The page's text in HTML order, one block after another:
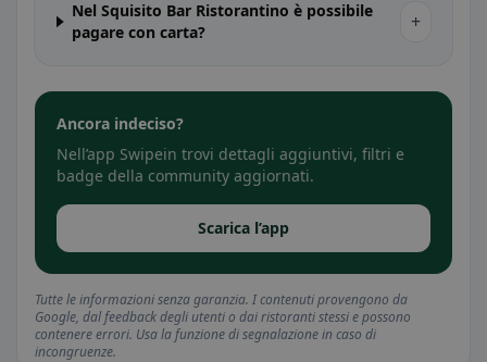
Nel Squisito Bar Ristorantino è possibile
pagare con carta?
+
Ancora indeciso?
Nell’app Swipein trovi dettagli aggiuntivi, filtri e
badge della community aggiornati.
Scarica l’app
Tutte le informazioni senza garanzia. I contenuti provengono da
Google, dal feedback degli utenti o dai ristoranti stessi e possono
contenere errori. Usa la funzione di segnalazione in caso di
incongruenze.